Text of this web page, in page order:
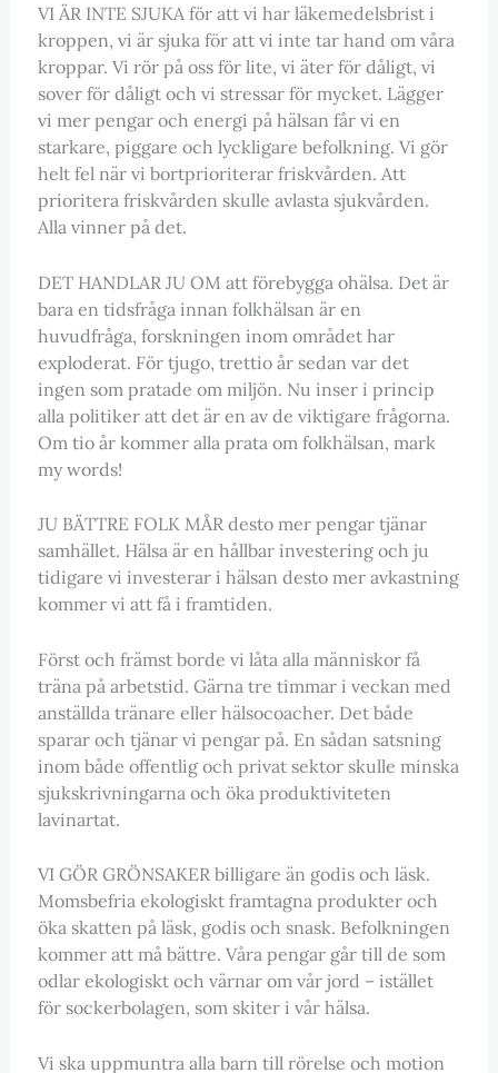
VI ÄR INTE SJUKA för att vi har läkemedelsbrist i
kroppen, vi är sjuka för att vi inte tar hand om våra
kroppar. Vi rör på oss för lite, vi äter för dåligt, vi
sover för dåligt och vi stressar för mycket. Lägger
vi mer pengar och energi på hälsan får vi en
starkare, piggare och lyckligare befolkning. Vi gör
helt fel när vi bortprioriterar friskvården. Att
prioritera friskvården skulle avlasta sjukvården.
Alla vinner på det.
DET HANDLAR JU OM att förebygga ohälsa. Det är
bara en tidsfråga innan folkhälsan är en
huvudfråga, forskningen inom området har
exploderat. För tjugo, trettio år sedan var det
ingen som pratade om miljön. Nu inser i princip
alla politiker att det är en av de viktigare frågorna.
Om tio år kommer alla prata om folkhälsan, mark
my words!
JU BÄTTRE FOLK MÅR desto mer pengar tjänar
samhället. Hälsa är en hållbar investering och ju
tidigare vi investerar i hälsan desto mer avkastning
kommer vi att få i framtiden.
Först och främst borde vi låta alla människor få
träna på arbetstid. Gärna tre timmar i veckan med
anställda tränare eller hälsocoacher. Det både
sparar och tjänar vi pengar på. En sådan satsning
inom både offentlig och privat sektor skulle minska
sjukskrivningarna och öka produktiviteten
lavinartat.
VI GÖR GRÖNSAKER billigare än godis och läsk.
Momsbefria ekologiskt framtagna produkter och
öka skatten på läsk, godis och snask. Befolkningen
kommer att må bättre. Våra pengar går till de som
odlar ekologiskt och värnar om vår jord – istället
för sockerbolagen, som skiter i vår hälsa.
Vi ska uppmuntra alla barn till rörelse och motion